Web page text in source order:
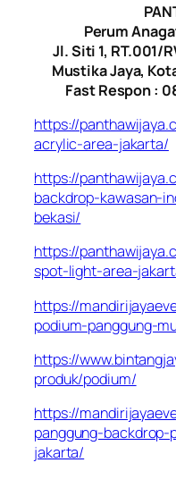
Perum
Jl. Siti 1, RT.001/
Mustika Jaya,
Fast Respon :
https://
acrylic-area-jakarta/
https://
backdrop-kawasan-
bekasi/
https://
spot-light-area-
https://
podium-panggung-
https://
produk/podium/
https://
panggung-
jakarta/